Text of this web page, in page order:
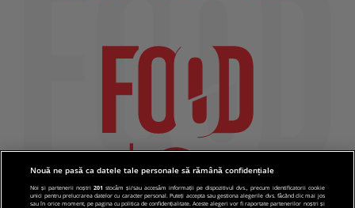
Nouă ne pasă ca datele tale personale să rămână confidențiale
Noi și partenerii noștri201 stocăm și/sau accesăm informații pe dispozitivul dvs., precum identificatorii cookie
unici pentru prelucrarea datelor cu caracter personal. Puteți accepta sau gestiona alegerile dvs. făcând clic mai jos
sau în orice moment, pe pagina cu politica de confidențialitate. Aceste alegeri vor fi raportate partenerilor noștri și